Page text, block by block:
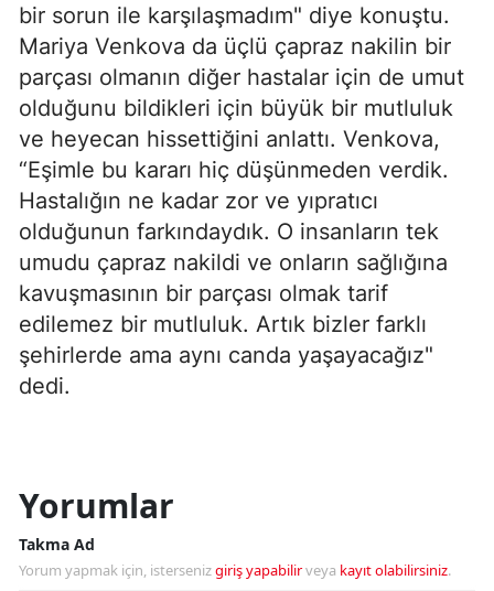
bir sorun ile karşılaşmadım" diye konuştu.
Mariya Venkova da üçlü çapraz nakilin bir
parçası olmanın diğer hastalar için de umut
olduğunu bildikleri için büyük bir mutluluk
ve heyecan hissettiğini anlattı. Venkova,
“Eşimle bu kararı hiç düşünmeden verdik.
Hastalığın ne kadar zor ve yıpratıcı
olduğunun farkındaydık. O insanların tek
umudu çapraz nakildi ve onların sağlığına
kavuşmasının bir parçası olmak tarif
edilemez bir mutluluk. Artık bizler farklı
şehirlerde ama aynı canda yaşayacağız"
dedi.
Yorumlar
Takma Ad
Yorum yapmak için, istersenizgiriş yapabilirveya kayıt olabilirsiniz.